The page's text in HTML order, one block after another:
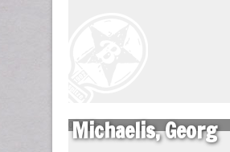
06 März
Michaelis, Georg